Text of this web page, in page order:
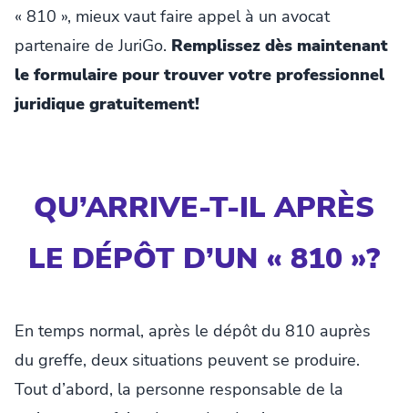
« 810 », mieux vaut faire appel à un avocat
partenaire de JuriGo. Remplissez dès maintenant
le formulaire pour trouver votre professionnel
juridique gratuitement!
QU’ARRIVE-T-IL APRÈS
LE DÉPÔT D’UN « 810 »?
En temps normal, après le dépôt du 810 auprès
du greffe, deux situations peuvent se produire.
Tout d’abord, la personne responsable de la